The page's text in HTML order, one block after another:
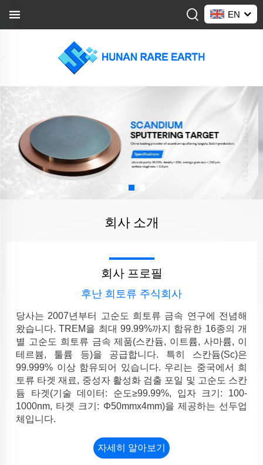
EN
회사 소개
회사 프로필
후난 희토류 주식회사
당사는 2007년부터 고순도 희토류 금속 연구에 전념해
왔습니다. TREM을 최대 99.99%까지 함유한 16종의 개
별 고순도 희토류 금속 제품(스칸듐, 이트륨, 사마륨, 이
테르븀, 툴륨 등)을 공급합니다. 특히 스칸듐(Sc)은
99.999% 이상 함유되어 있습니다. 우리는 중국에서 희
토류 타겟 재료, 중성자 활성화 검출 포일 및 고순도 스칸
듐 타겟(기술 데이터: 순도≥99.99%, 입자 크기: 100-
1000nm, 타겟 크기: Φ50mmx4mm)을 제공하는 선두업
체입니다.
자세히 알아보기